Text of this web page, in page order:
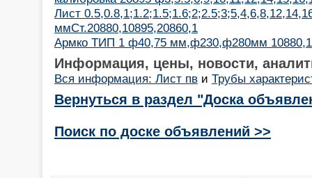
Лист
ммСт.20880,10895,20860,1
Армко ТИП 1 ф40,75 мм,ф230,ф280мм
Информация, цены, новости,
Вся информация: Лист пв и Трубы
Вернуться в раздел "Доска
Поиск по доске объявлений >>